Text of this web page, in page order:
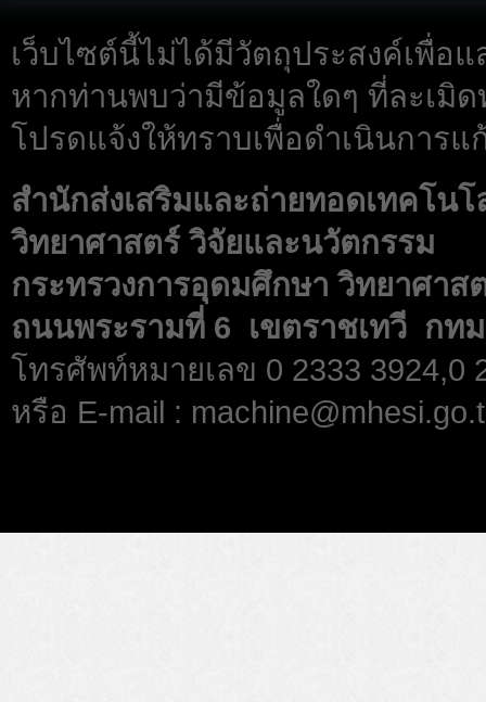
เว็บไซต์นี้ไม่ได้มีวัตถุประสงค์เพื่อแ
หากท่านพบว่ามีข้อมูลใดๆ ที่ละเมิ
โปรดแจ้งให้ทราบเพื่อดำเนินการ
สำนักส่งเสริมและถ่ายทอดเทคโน
วิทยาศาสตร์ วิจัยและนวัตกรรม
กระทรวงการอุดมศึกษา วิทยาศาส
ถนนพระรามที่ 6 เขตราชเทวี กทม
โทรศัพท์หมายเลข 0 2333 3924,0
หรือ E-mail :